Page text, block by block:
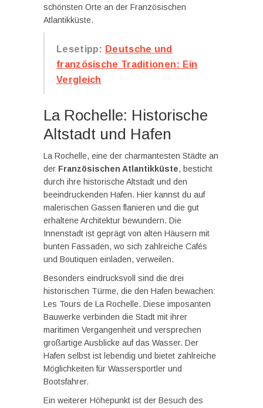
schönsten Orte an der Französischen
Atlantikküste.
Lesetipp: Deutsche und
französische Traditionen: Ein
Vergleich
La Rochelle: Historische
Altstadt und Hafen
La Rochelle, eine der charmantesten Städte an
der Französischen Atlantikküste, besticht
durch ihre historische Altstadt und den
beeindruckenden Hafen. Hier kannst du auf
malerischen Gassen flanieren und die gut
erhaltene Architektur bewundern. Die
Innenstadt ist geprägt von alten Häusern mit
bunten Fassaden, wo sich zahlreiche Cafés
und Boutiquen einladen, verweilen.
Besonders eindrucksvoll sind die drei
historischen Türme, die den Hafen bewachen:
Les Tours de La Rochelle. Diese imposanten
Bauwerke verbinden die Stadt mit ihrer
maritimen Vergangenheit und versprechen
großartige Ausblicke auf das Wasser. Der
Hafen selbst ist lebendig und bietet zahlreiche
Möglichkeiten für Wassersportler und
Bootsfahrer.
Ein weiterer Höhepunkt ist der Besuch des